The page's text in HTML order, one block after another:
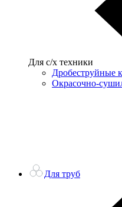
Для с/х техники
Дробеструйные
Окрасочно-
Для труб